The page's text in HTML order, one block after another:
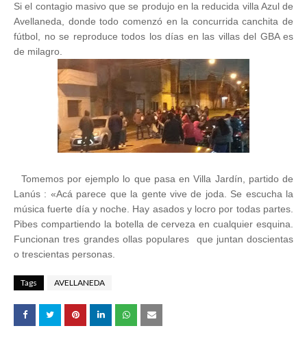
Si el contagio masivo que se produjo en la reducida villa Azul de
Avellaneda, donde todo comenzó en la concurrida canchita de
fútbol, no se reproduce todos los días en las villas del GBA es
de milagro.
Tomemos por ejemplo lo que pasa en Villa Jardín, partido de
Lanús : «Acá parece que la gente vive de joda. Se escucha la
música fuerte día y noche. Hay asados y locro por todas partes.
Pibes compartiendo la botella de cerveza en cualquier esquina.
Funcionan tres grandes ollas populares que juntan doscientas
o trescientas personas.
Tags AVELLANEDA